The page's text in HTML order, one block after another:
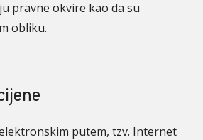
pravne okvire kao da su
obliku.
putem, tzv. Internet